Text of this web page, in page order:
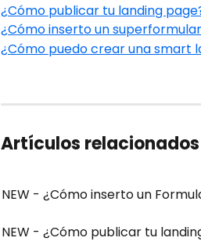
¿Cómo publicar tu landing
¿Cómo inserto un
¿Cómo puedo crear una smart
Artículos relacionados
NEW - ¿Cómo inserto un
NEW - ¿Cómo publicar tu